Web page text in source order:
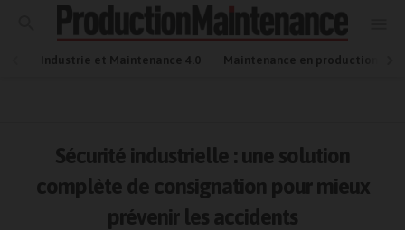
Industrie et Maintenance 4.0 Maintenance en production
Sécurité industrielle : une solution
complète de consignation pour mieux
prévenir les accidents